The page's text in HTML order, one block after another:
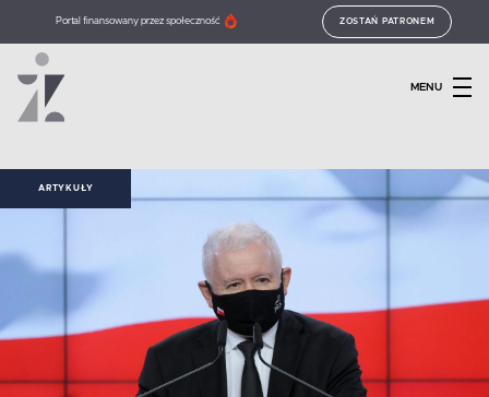
Portal finansowany przez społeczność ZOSTAŃ PATRONEM
MENU
ARTYKUŁY